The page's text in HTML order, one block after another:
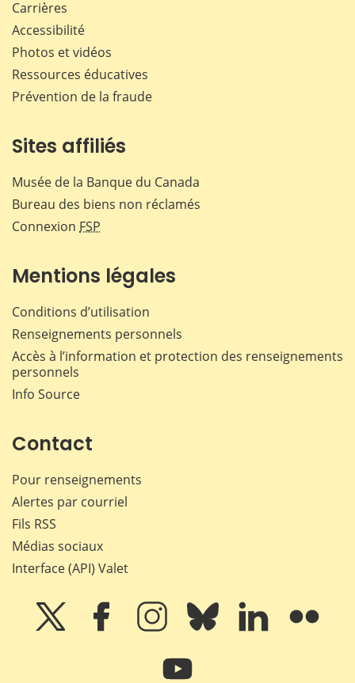
Carrières
Accessibilité
Photos et vidéos
Ressources éducatives
Prévention de la fraude
Sites affiliés
Musée de la Banque du Canada
Bureau des biens non réclamés
Connexion FSP
Mentions légales
Conditions d’utilisation
Renseignements personnels
Accès à l’information et protection des renseignements
personnels
Info Source
Contact
Pour renseignements
Alertes par courriel
Fils RSS
Médias sociaux
Interface (API) Valet